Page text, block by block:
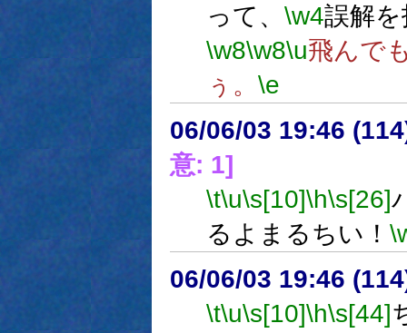
って、 \w4誤解
\w8\w8\u飛んで
ぅ。 \e
06/06/03 19:46
意: 1]
\t\u\s[10]\h\s[26]
るよまるちい！
06/06/03 19:46
\t\u\s[10]\h\s[44]